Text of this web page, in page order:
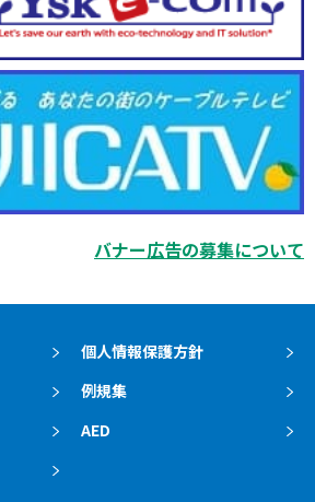
バナー広告の募集について
個人情報保護方針
例規集
AED